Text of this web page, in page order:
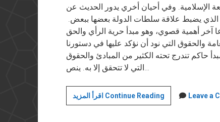
الإسلامية. وفي أحيان أخري يدور الحديث عن
ضرورة تعديل الفصل الخامس من دستور ١٩٧١ الذي يضبط علاقة سلطات الدولة بعضها ببعض.
أهمية قصوي، وهو مبدأ حرية الرأي والحق
والحقوق التي نود أن نؤكد عليها في دستورنا
حاكم تندرج تحته الكثير من المبادئ والحقوق
التي لا تتحقق إلا به. ينص…
اقرأ المزيد Continue Readingالأمن
القومي
Leave a